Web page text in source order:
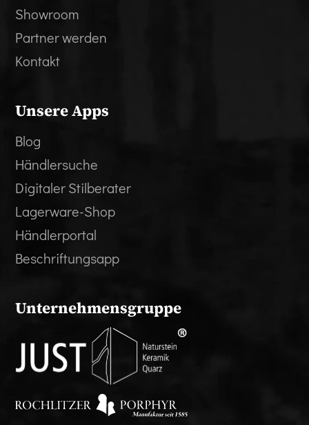
Showroom
Partner werden
Kontakt
Unsere Apps
Blog
Händlersuche
Digitaler Stilberater
Lagerware-Shop
Händlerportal
Beschriftungsapp
Unternehmensgruppe